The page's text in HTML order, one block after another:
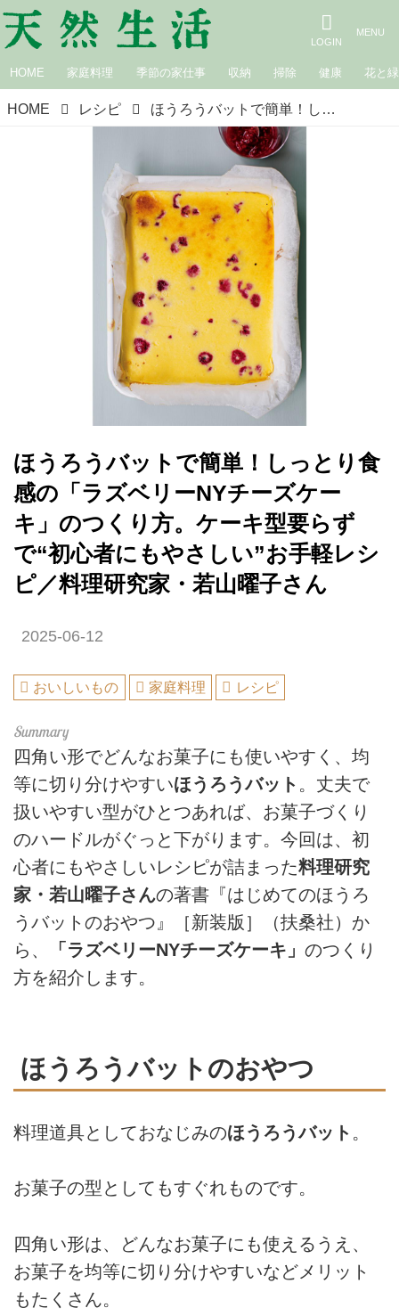
HOME 家庭料理 季節の家仕事 収納 掃除 健康 花と緑
HOME レシピ ほうろうバットで簡単！しっとり食感の「ラズベリーNYチーズケーキ」のつくり方。ケーキ型要らずで“初心者にもやさしい”お手軽レシピ／料理研究家・若山曜子さん
ほうろうバットで簡単！しっとり食
感の「ラズベリーNYチーズケー
キ」のつくり方。ケーキ型要らず
で“初心者にもやさしい”お手軽レシ
ピ／料理研究家・若山曜子さん
2025-06-12
おいしいもの 家庭料理 レシピ
四角い形でどんなお菓子にも使いやすく、均
等に切り分けやすいほうろうバット 。丈夫で
扱いやすい型がひとつあれば、お菓子づくり
のハードルがぐっと下がります。今回は、初
心者にもやさしいレシピが詰まった料理研究
家・若山曜子さんの著書『はじめてのほうろ
うバットのおやつ』［新装版］（扶桑社）か
ら、
「ラズベリーNYチーズケーキ」 のつくり
方を紹介します。
ほうろうバットのおやつ
料理道具としておなじみのほうろうバット 。
お菓子の型としてもすぐれものです。
四角い形は、どんなお菓子にも使えるうえ、
お菓子を均等に切り分けやすいなどメリット
もたくさん。